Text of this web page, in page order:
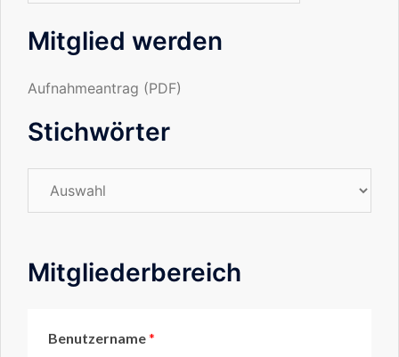
Mitglied werden
Aufnahmeantrag (PDF)
Stichwörter
Mitgliederbereich
Benutzername*